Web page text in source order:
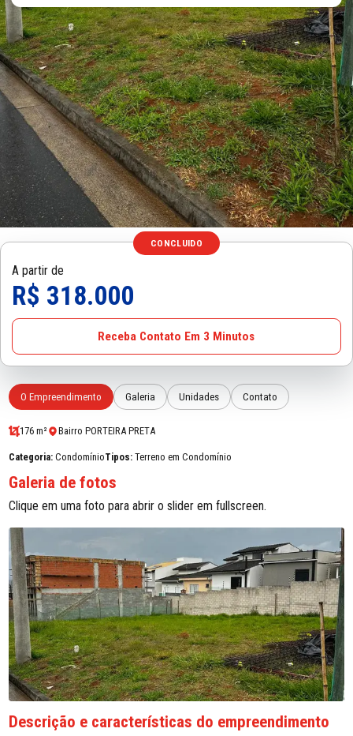
CONCLUIDO
A partir de
R$ 318.000
Receba Contato Em 3 Minutos
O Empreendimento Galeria Unidades Contato
176 m² Bairro PORTEIRA PRETA
Categoria: CondomínioTipos: Terreno em Condomínio
Galeria de fotos
Clique em uma foto para abrir o slider em fullscreen.
Descrição e características do empreendimento